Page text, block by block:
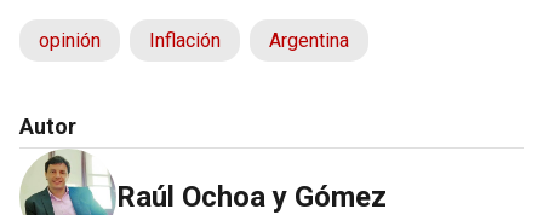
opinión Inflación Argentina
Autor
Raúl Ochoa y Gómez